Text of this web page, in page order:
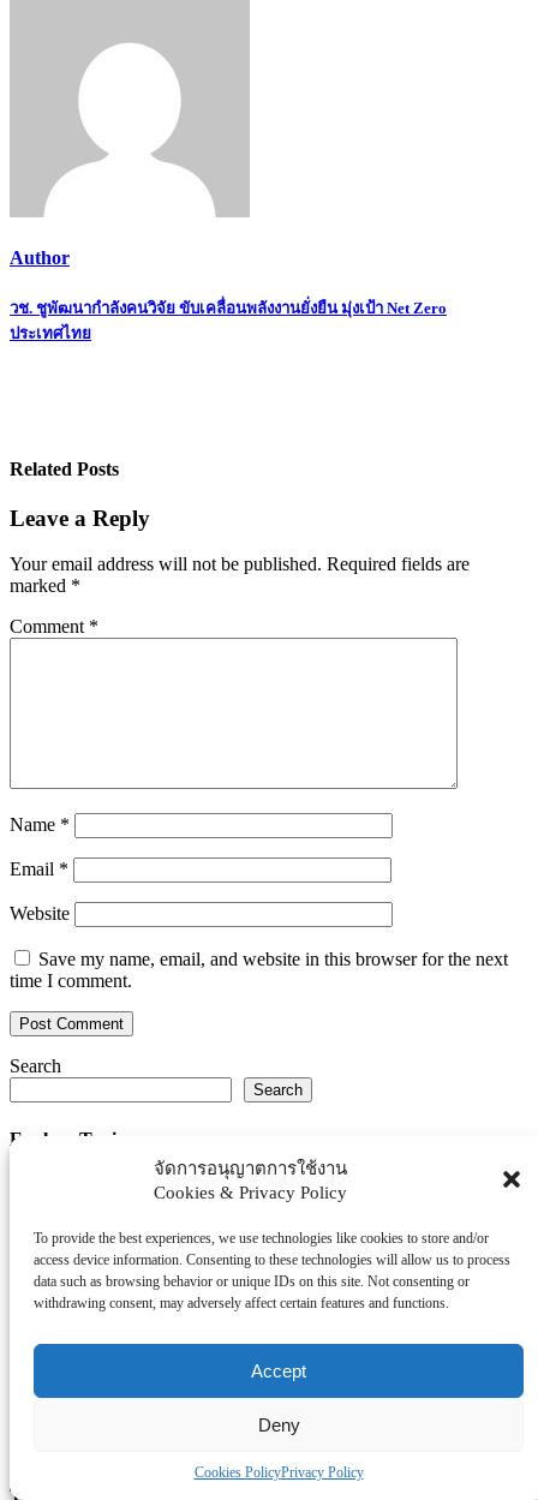
จัดการอนุญาตการใช้งาน
Cookies & Privacy Policy
To provide the best experiences, we use technologies like cookies to store and/or
access device information. Consenting to these technologies will allow us to process
data such as browsing behavior or unique IDs on this site. Not consenting or
withdrawing consent, may adversely affect certain features and functions.
Accept
Deny
Cookies PolicyPrivacy Policy
Author
Post
navigation
วช. ชูพัฒนากำลังคนวิจัย ขับเคลื่อนพลังงานยั่งยืน มุ่งเป้า Net Zero
ประเทศไทย
Related Posts
Leave a Reply
Your email address will not be published. Required fields are
marked *
Comment *
Name *
Email *
Website
Save my name, email, and website in this browser for the next
time I comment.
Search
Search
Explore Topics
Thaiworldtoday
การศึกษา
ธุรกิจ/ประกัน/การเงิน
บันเทิง/กีฬา
โรงพยบาล/สุขภาพ/ความงาม
Tag Clouds